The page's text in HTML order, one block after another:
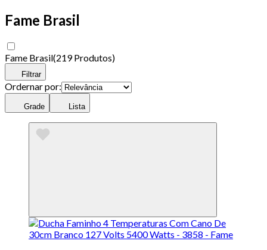
Fame Brasil
Fame Brasil(219 Produtos)
Filtrar
Ordernar por:
Grade Lista